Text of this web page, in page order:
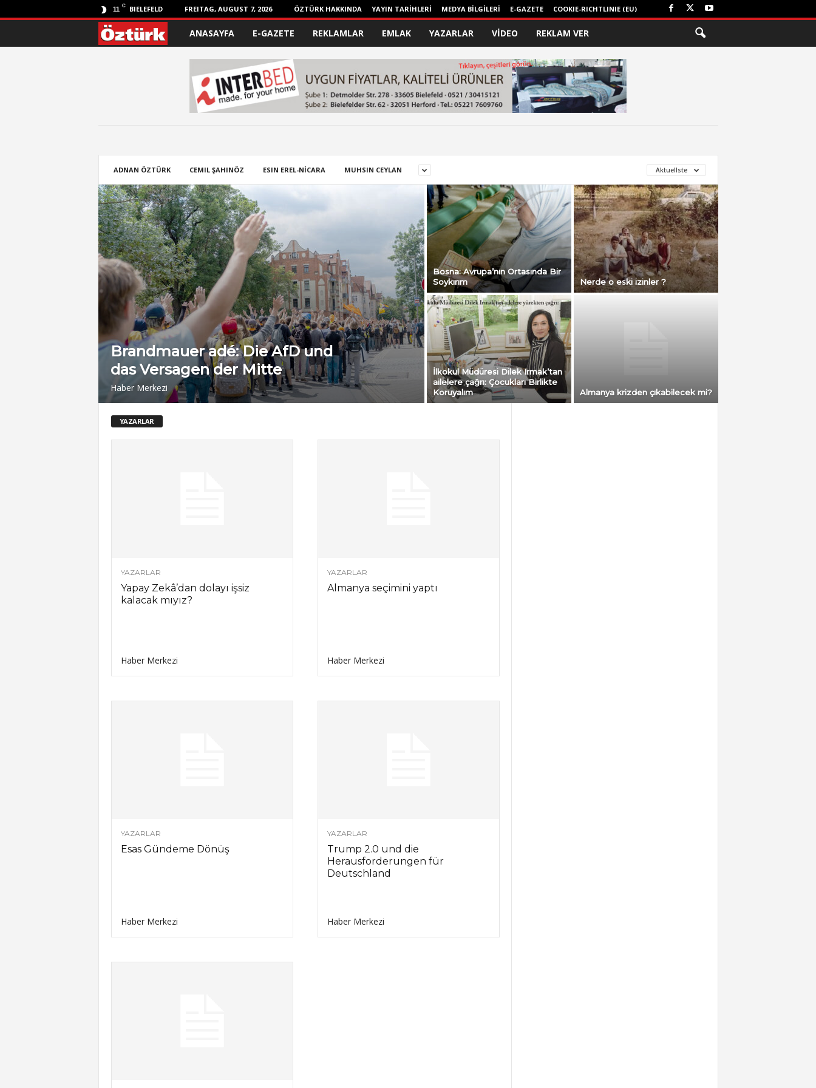
11 C BIELEFELD FREITAG, AUGUST 7, 2026 ÖZTÜRK HAKKINDA YAYIN TARİHLERİ MEDYA BİLGİLERİ E-GAZETE COOKIE-RICHTLINIE (EU)
ANASAYFA E-GAZETE REKLAMLAR EMLAK YAZARLAR VİDEO REKLAM VER
ADNAN ÖZTÜRK CEMIL ŞAHINÖZ ESIN EREL-NİCARA MUHSIN CEYLAN Aktuellste
Brandmauer adé: Die AfD und
das Versagen der Mitte
Haber Merkezi
Bosna: Avrupa’nın Ortasında Bir
Soykırım
Nerde o eski izinler ?
İlkokul Müdüresi Dilek Irmak’tan
ailelere çağrı: Çocukları Birlikte
Koruyalım
Almanya krizden çıkabilecek mi?
YAZARLAR
YAZARLAR
Yapay Zekâ’dan dolayı işsiz
kalacak mıyız?
Haber Merkezi
YAZARLAR
Almanya seçimini yaptı
Haber Merkezi
YAZARLAR
Esas Gündeme Dönüş
Haber Merkezi
YAZARLAR
Trump 2.0 und die
Herausforderungen für
Deutschland
Haber Merkezi